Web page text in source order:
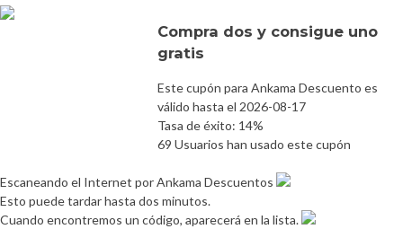
Compra dos y consigue uno
gratis
Este cupón para Ankama Descuento es
válido hasta el 2026-08-17
Tasa de éxito: 14%
69 Usuarios han usado este cupón
Escaneando el Internet por Ankama Descuentos
Esto puede tardar hasta dos minutos.
Cuando encontremos un código, aparecerá en la lista.